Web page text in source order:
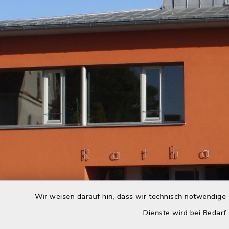
Wir weisen darauf hin, dass wir technisch
Dienste wird bei